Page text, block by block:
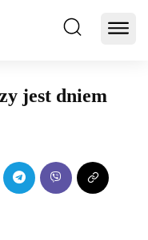
jest dniem